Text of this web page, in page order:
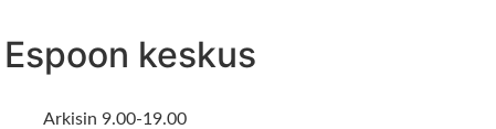
Espoon keskus
Arkisin 9.00-19.00